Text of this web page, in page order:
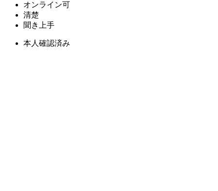
オンライン可
清楚
聞き上手
本人確認済み